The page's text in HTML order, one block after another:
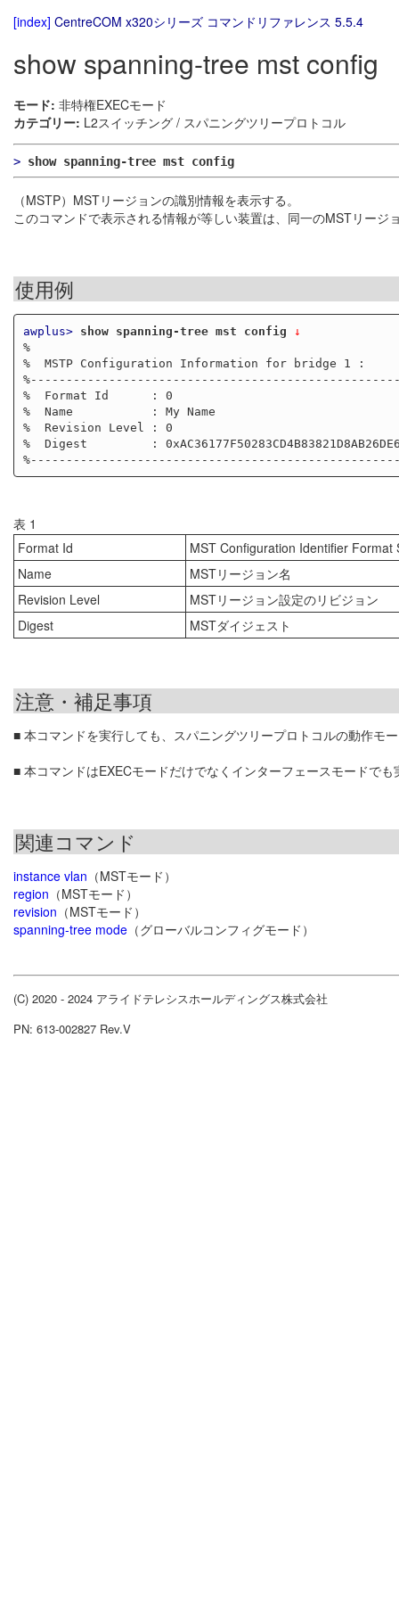
[index] CentreCOM x320シリーズ コマンドリファレンス 5.5.4
show spanning-tree mst config
モード: 非特権EXECモード
カテゴリー: L2スイッチング / スパニングツリープロトコル
> show spanning-tree mst config
（MSTP）MSTリージョンの識別情報を表示する。
このコマンドで表示される情報が等しい装置は、同一のMSTリージ
使用例
awplus> show spanning-tree mst config ↓
%
%  MSTP Configuration Information for bridge 1 :
%  Format Id      : 0
%  Name           : My Name
%  Revision Level : 0
%  Digest         :
表 1
Format Id
MST Configuration Identifier Format
Name
MSTリージョン名
Revision Level
MSTリージョン設定のリビジョン
Digest
MSTダイジェスト
注意・補足事項
■ 本コマンドを実行しても、スパニングツリープロトコルの動作モ
■ 本コマンドはEXECモードだけでなくインターフェースモードでも
関連コマンド
instance vlan （MSTモード）
region （MSTモード）
revision （MSTモード）
spanning-tree mode （グローバルコンフィグモード）
(C) 2020 - 2024 アライドテレシスホールディングス株式会社
PN: 613-002827 Rev.V